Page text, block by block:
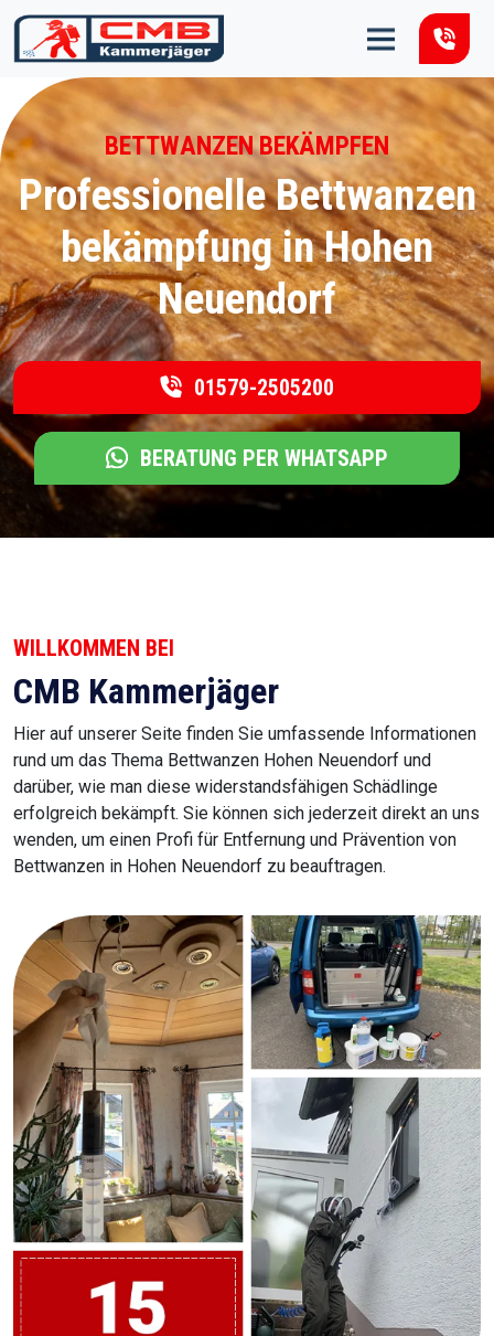
Zum Inhalt springen
BETTWANZEN BEKÄMPFEN
Professionelle Bettwanzen
bekämpfung in Hohen
Neuendorf
01579-2505200
BERATUNG PER WHATSAPP
WILLKOMMEN BEI
CMB Kammerjäger
Hier auf unserer Seite finden Sie umfassende Informationen
rund um das Thema Bettwanzen Hohen Neuendorf und
darüber, wie man diese widerstandsfähigen Schädlinge
erfolgreich bekämpft. Sie können sich jederzeit direkt an uns
wenden, um einen Profi für Entfernung und Prävention von
Bettwanzen in Hohen Neuendorf zu beauftragen.